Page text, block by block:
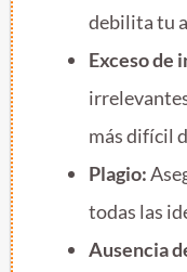
debilita tu
Exceso de
más difícil
Plagio:
todas las
Ausencia